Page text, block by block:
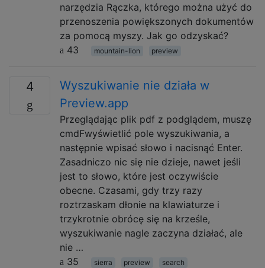
narzędzia Rączka, którego można użyć do
przenoszenia powiększonych dokumentów
za pomocą myszy. Jak go odzyskać?
43
mountain-lion preview
4
Wyszukiwanie nie działa w
Preview.app
Przeglądając plik pdf z podglądem, muszę
cmdFwyświetlić pole wyszukiwania, a
następnie wpisać słowo i nacisnąć Enter.
Zasadniczo nic się nie dzieje, nawet jeśli
jest to słowo, które jest oczywiście
obecne. Czasami, gdy trzy razy
roztrzaskam dłonie na klawiaturze i
trzykrotnie obrócę się na krześle,
wyszukiwanie nagle zaczyna działać, ale
nie …
35
sierra preview search